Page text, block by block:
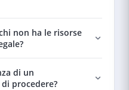
non ha le risorse
di un
procedere?